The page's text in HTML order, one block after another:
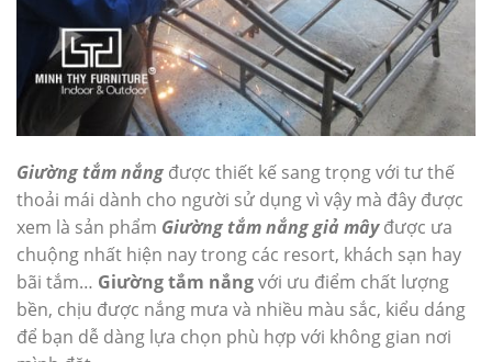
Giường tắm nắng được thiết kế sang trọng với tư thế
thoải mái dành cho người sử dụng vì vậy mà đây được
xem là sản phẩm Giường tắm nắng giả mâyđược ưa
chuộng nhất hiện nay trong các resort, khách sạn hay
bãi tắm… Giường tắm nắngvới ưu điểm chất lượng
bền, chịu được nắng mưa và nhiều màu sắc, kiểu dáng
để bạn dễ dàng lựa chọn phù hợp với không gian nơi